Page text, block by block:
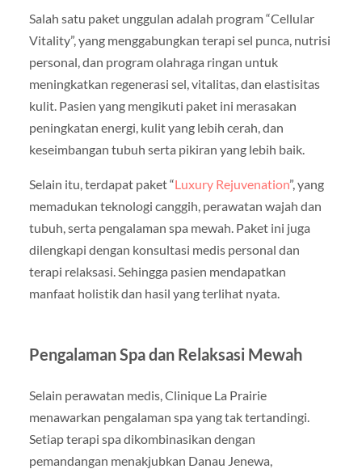
Salah satu paket unggulan adalah program “Cellular
Vitality”, yang menggabungkan terapi sel punca, nutrisi
personal, dan program olahraga ringan untuk
meningkatkan regenerasi sel, vitalitas, dan elastisitas
kulit. Pasien yang mengikuti paket ini merasakan
peningkatan energi, kulit yang lebih cerah, dan
keseimbangan tubuh serta pikiran yang lebih baik.
Selain itu, terdapat paket “Luxury Rejuvenation”, yang
memadukan teknologi canggih, perawatan wajah dan
tubuh, serta pengalaman spa mewah. Paket ini juga
dilengkapi dengan konsultasi medis personal dan
terapi relaksasi. Sehingga pasien mendapatkan
manfaat holistik dan hasil yang terlihat nyata.
Pengalaman Spa dan Relaksasi Mewah
Selain perawatan medis, Clinique La Prairie
menawarkan pengalaman spa yang tak tertandingi.
Setiap terapi spa dikombinasikan dengan
pemandangan menakjubkan Danau Jenewa,